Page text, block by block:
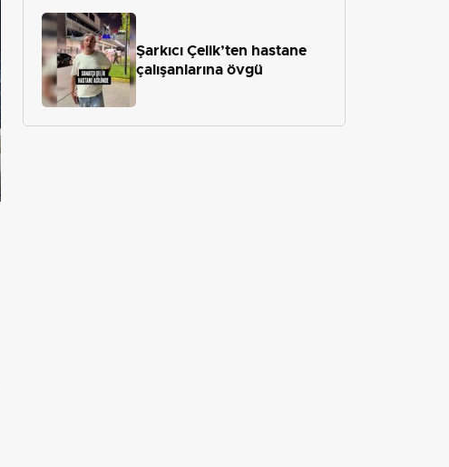
Şarkıcı Çelik’ten hastane
çalışanlarına övgü